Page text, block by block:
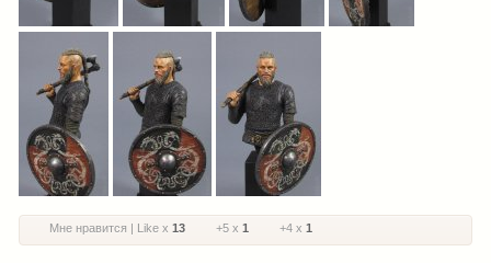
Мне нравится | Like x 13 +5 x 1 +4 x 1